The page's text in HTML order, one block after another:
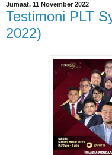
Jumaat, 11 November 2022
Testimoni PLT
2022)